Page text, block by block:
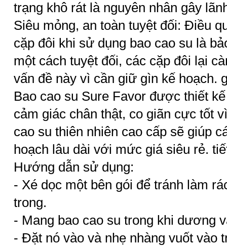
trạng khô rát là nguyên nhân gây
Siêu mỏng, an toàn tuyệt đối: Điều
cặp đôi khi sử dụng bao cao su là
một cách tuyệt đối, các cặp đôi lại
vấn đề này vì cần giữ gìn kế hoạch.
Bao cao su Sure Favor được thiết
cảm giác chân thật, co giãn cực tốt
cao su thiên nhiên cao cấp sẽ giúp
hoạch lâu dài với mức giá siêu rẻ.
Hướng dẫn sử dụng:
- Xé dọc một bên gói để tránh làm
trong.
- Mang bao cao su trong khi dương
- Đặt nó vào và nhẹ nhàng vuốt vào